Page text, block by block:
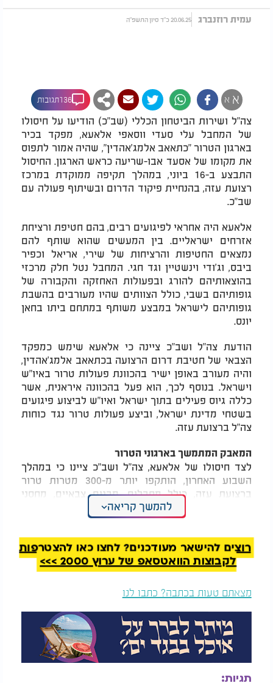
עמית רוזנברג 20.06.25 כ"ד סיון התשפ"ה
א א 136תגובות
צה"ל ושירות הביטחון הכללי (שב"כ) הודיעו על חיסולו
של המחבל עלי סעדי ווסאפי אלאעא, מפקד בכיר
בארגון הטרור "כתאאב אלמג'אהדין", שהיה אמור לתפוס
את מקומו של אסעד אבו-שריעה כראש הארגון. החיסול
התבצע ב-16 ביוני, במהלך תקיפה ממוקדת במרכז
רצועת עזה, בהנחיית פיקוד הדרום ובשיתוף פעולה עם
שב"כ.
אלאעא היה אחראי לפיגועים רבים, בהם חטיפת ורציחת
אזרחים ישראליים. בין המעשים שהוא שותף להם
נמצאים החטיפות והרציחות של שירי, אריאל וכפיר
ביבס, וג'ודי וינשטיין וגד חגי. המחבל נטל חלק מרכזי
בהוצאותיהם להורג ובפעולות האחזקה והקבורה של
גופותיהם בשבי, כולל הצוותים שהיו מעורבים בהשבת
גופותיהם לישראל במבצע משותף במתחם ביתו בחאן
יונס.
הודעת צה"ל ושב"כ ציינה כי אלאעא שימש כמפקד
הצבאי של חטיבת דרום הרצועה בכתאאב אלמג'אהדין,
והיה מעורב באופן ישיר בהכוונת פעולות טרור באיו"ש
וישראל. בנוסף לכך, הוא פעל בהכוונה איראנית, אשר
כללה גיוס פעילים בתוך ישראל ואיו"ש לביצוע פיגועים
בשטחי מדינת ישראל, וביצע פעולות טרור נגד כוחות
צה"ל ברצועת עזה.
המאבק המתמשך בארגוני הטרור
לצד חיסולו של אלאעא, צה"ל ושב"כ ציינו כי במהלך
השבוע האחרון, הותקפו יותר מ-300 מטרות טרור
ברצועת עזה, כולל מחבלים, מבנים צבאיים, מחסני
אמצעי לחימה, עמדות נ"ט וצליפה. המהלכים האוויריים
והקרקעיים נועדו לפגוע קשה בארגוני הטרור השונים,
באוקטובר.
צה"ל ושב"כ הדגישו כי הם ימשיכו לפעול במלוא העוז
כדי לאתר ולסכל את פעולתם של המחבלים המובילים
באוקטובר נמשך", אמרו.
המאבק לא מסתיים
צה"ל ושב"כ מציינים כי חיסולו של אלאעא הוא צעד נוסף
במאבק הבלתי מתפשר של ישראל נגד ארגוני הטרור
ברצועת עזה וביהודה ושומרון. כוחות הביטחון מודעים
להמשך קריאה
רוצים להישאר מעודכנים? לחצו כאן להצטרפות
לקבוצות הוואטסאפ של ערוץ 2000 >>>
מצאתם טעות בכתבה? כתבו לנו
תגיות: